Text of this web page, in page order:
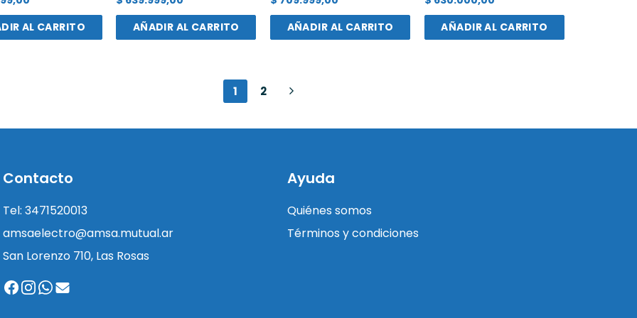
AL CARRITO
AÑADIR AL CARRITO
AÑADIR AL CARRITO
AÑADIR AL CARRITO
1 2
Contacto
Tel: 3471520013
amsaelectro@amsa.mutual.ar
San Lorenzo 710, Las Rosas
Ayuda
Quiénes somos
Términos y condiciones